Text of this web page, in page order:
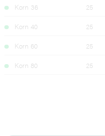
Korn 36
25
Korn 40
25
Korn 60
25
Korn 80
25